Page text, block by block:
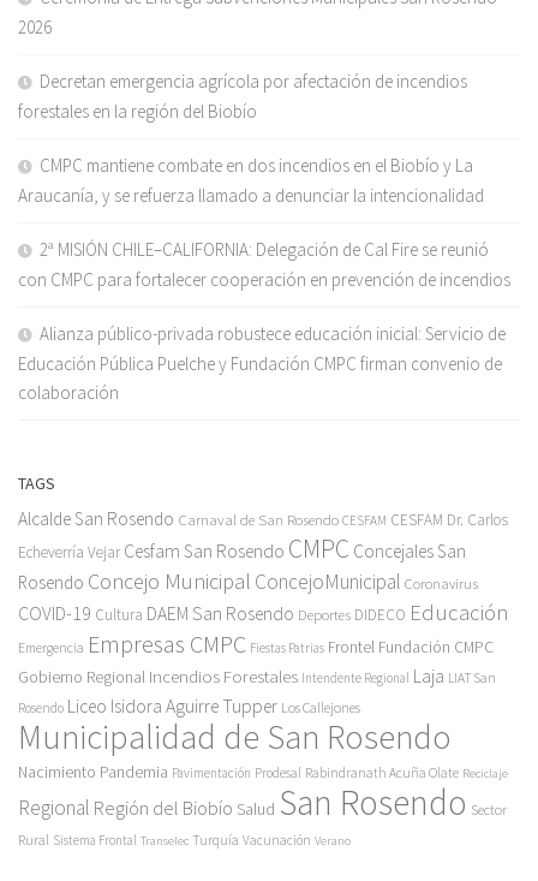
2026
Decretan emergencia agrícola por afectación de incendios
forestales en la región del Biobío
CMPC mantiene combate en dos incendios en el Biobío y La
Araucanía, y se refuerza llamado a denunciar la intencionalidad
2ª MISIÓN CHILE–CALIFORNIA: Delegación de Cal Fire se reunió
con CMPC para fortalecer cooperación en prevención de incendios
Alianza público-privada robustece educación inicial: Servicio de
Educación Pública Puelche y Fundación CMPC firman convenio de
colaboración
TAGS
Alcalde San Rosendo Carnaval de San Rosendo CESFAM CESFAM Dr. Carlos
Echeverría Vejar Cesfam San Rosendo CMPC Concejales San
Rosendo Concejo Municipal ConcejoMunicipal Coronavirus
COVID-19 Cultura DAEM San Rosendo Deportes DIDECO Educación
Emergencia Empresas CMPC Fiestas Patrias Frontel Fundación CMPC
Gobierno Regional Incendios Forestales Intendente Regional Laja LIAT San
Rosendo Liceo Isidora Aguirre Tupper Los Callejones
Municipalidad de San Rosendo
Nacimiento Pandemia Pavimentación Prodesal Rabindranath Acuña Olate Reciclaje
Regional Región del Biobío Salud San Rosendo Sector
Rural Sistema Frontal Transelec Turquía Vacunación Verano